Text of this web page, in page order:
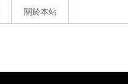
關於本站